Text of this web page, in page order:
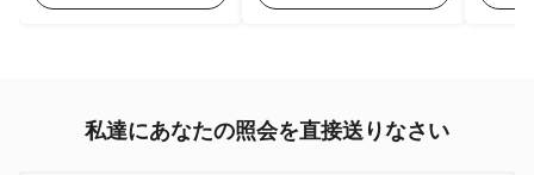
私達にあなたの照会を直接送りなさい